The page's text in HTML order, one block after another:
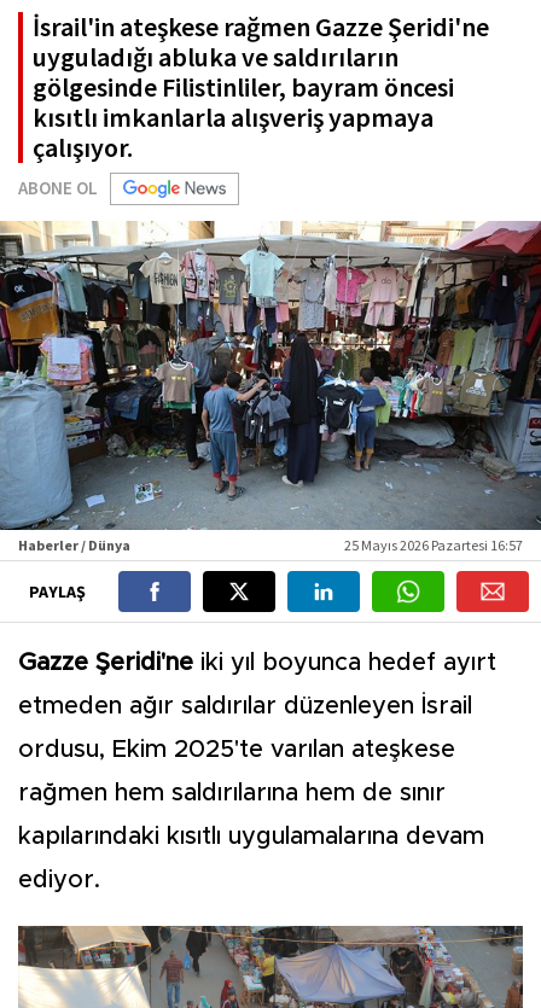
İsrail'in ateşkese rağmen Gazze Şeridi'ne
uyguladığı abluka ve saldırıların
gölgesinde Filistinliler, bayram öncesi
kısıtlı imkanlarla alışveriş yapmaya
çalışıyor.
ABONE OL
Haberler / Dünya 25 Mayıs 2026 Pazartesi 16:57
PAYLAŞ
Gazze Şeridi'ne iki yıl boyunca hedef ayırt
etmeden ağır saldırılar düzenleyen İsrail
ordusu, Ekim 2025'te varılan ateşkese
rağmen hem saldırılarına hem de sınır
kapılarındaki kısıtlı uygulamalarına devam
ediyor.